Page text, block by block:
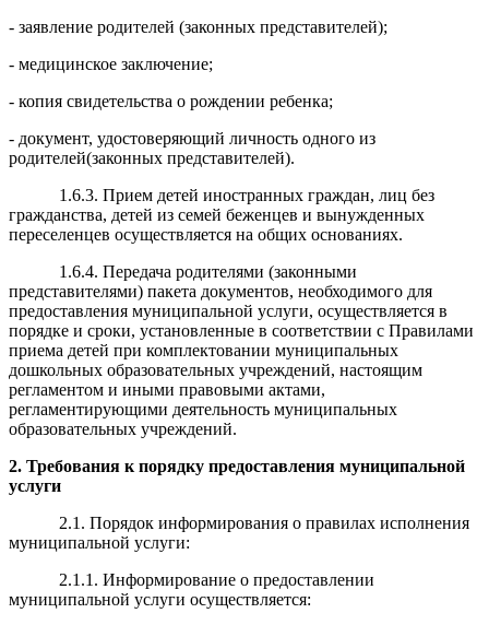
- заявление родителей (законных представителей);
- медицинское заключение;
- копия свидетельства о рождении ребенка;
- документ, удостоверяющий личность одного из
родителей(законных представителей).
1.6.3. Прием детей иностранных граждан, лиц без
гражданства, детей из семей беженцев и вынужденных
переселенцев осуществляется на общих основаниях.
1.6.4. Передача родителями (законными
представителями) пакета документов, необходимого для
предоставления муниципальной услуги, осуществляется в
порядке и сроки, установленные в соответствии с Правилами
приема детей при комплектовании муниципальных
дошкольных образовательных учреждений, настоящим
регламентом и иными правовыми актами,
регламентирующими деятельность муниципальных
образовательных учреждений.
2. Требования к порядку предоставления муниципальной
услуги
2.1. Порядок информирования о правилах исполнения
муниципальной услуги:
2.1.1. Информирование о предоставлении
муниципальной услуги осуществляется: